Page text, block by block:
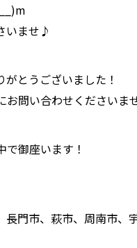
いませ♪
とうございました！
お問い合わせくださいま
御座います！
門市、萩市、周南市、